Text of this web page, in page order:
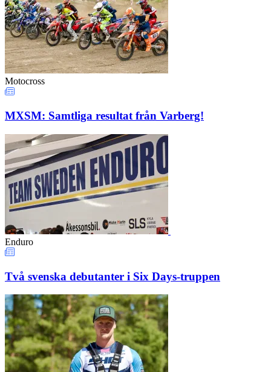
Motocross
MXSM: Samtliga resultat från Varberg!
Enduro
Två svenska debutanter i Six Days-truppen